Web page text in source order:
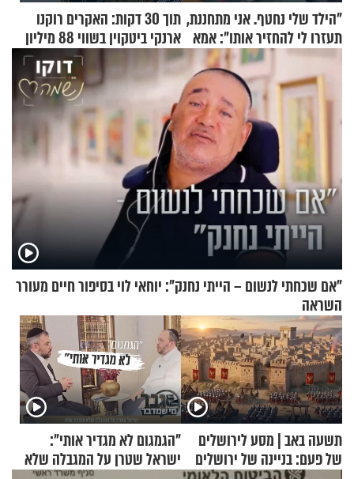
"הילד שלי נחטף. אני מתחננת,
תעזרו לי להחזיר אותו": אמא
של יובל בן ה-4 בריאיון דומע
תוך 30 דקות: האקרים רוקנו
ארנקי ביטקוין בשווי 88 מיליון
דולר
"אם שכחתי לנשום – הייתי נחנק": יוחאי לוי בסיפור חיים מעורר
השראה
תשעה באב | מסע לירושלים
של פעם: בניינה של ירושלים
"הגמגום לא מגדיר אותי":
ישראל שטרן על המגבלה שלא